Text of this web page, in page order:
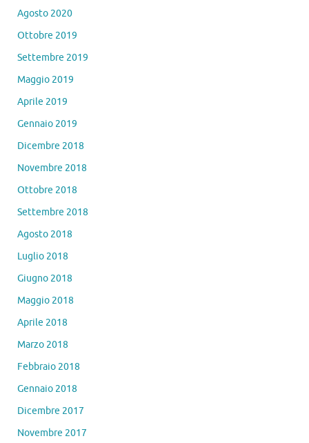
Agosto 2020
Ottobre 2019
Settembre 2019
Maggio 2019
Aprile 2019
Gennaio 2019
Dicembre 2018
Novembre 2018
Ottobre 2018
Settembre 2018
Agosto 2018
Luglio 2018
Giugno 2018
Maggio 2018
Aprile 2018
Marzo 2018
Febbraio 2018
Gennaio 2018
Dicembre 2017
Novembre 2017